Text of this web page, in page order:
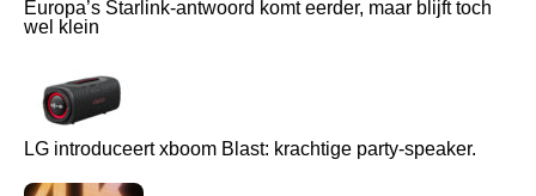
Europa’s Starlink-antwoord komt eerder, maar blijft toch
wel klein
LG introduceert xboom Blast: krachtige party-speaker.